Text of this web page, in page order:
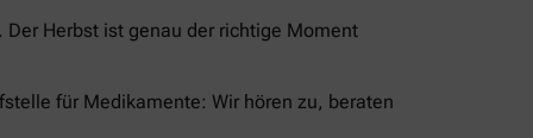
Herbst ist genau der richtige Moment
für Medikamente: Wir hören zu, beraten